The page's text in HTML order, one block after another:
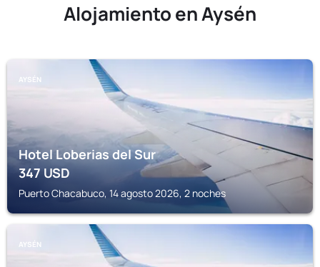
Alojamiento en Aysén
AYSÉN
Hotel Loberias del Sur
347USD
Puerto Chacabuco, 14 agosto 2026, 2 noches
AYSÉN